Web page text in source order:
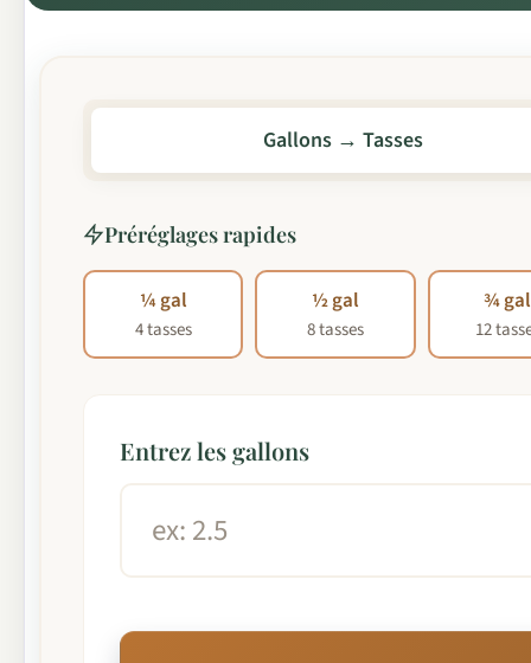
Gallons → Tasses
Préréglages rapides
¼ gal
4 tasses
½ gal
8 tasses
¾ gal
12
Entrez les gallons